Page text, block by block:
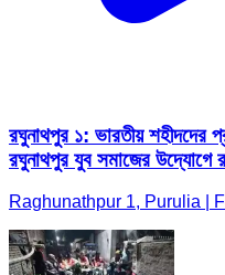
রঘুনাথপুর ১: ভারতীয় শহীদদের
রঘুনাথপুর যুব সমাজের উদ্যোগে
Raghunathpur 1, Purulia |